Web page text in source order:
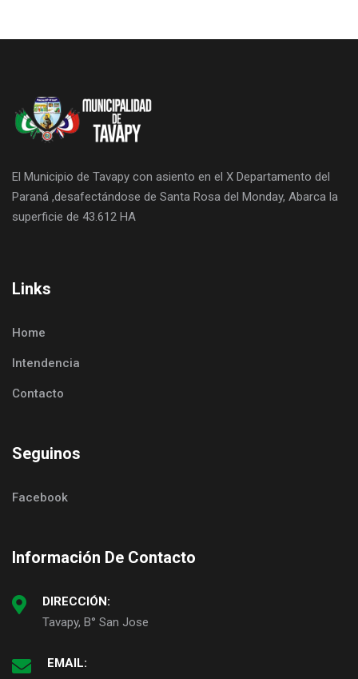
El Municipio de Tavapy con asiento en el X Departamento del
Paraná ,desafectándose de Santa Rosa del Monday, Abarca la
superficie de 43.612 HA
Links
Home
Intendencia
Contacto
Seguinos
Facebook
Información De Contacto
DIRECCIÓN:
Tavapy, B° San Jose
EMAIL: